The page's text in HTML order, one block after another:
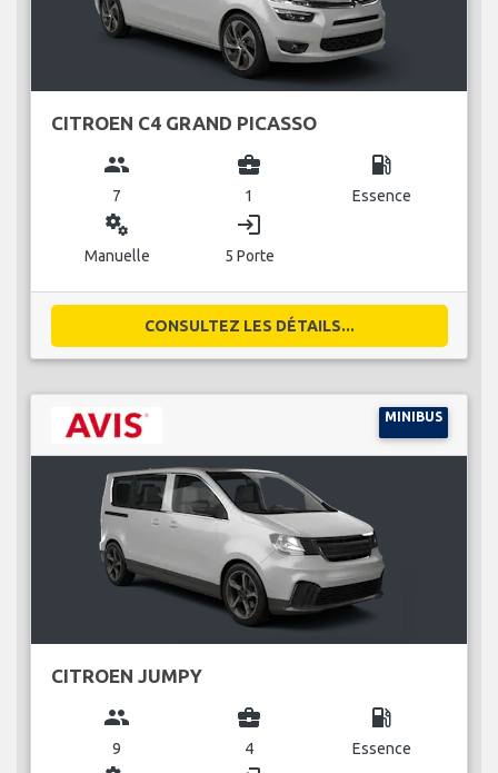
CITROEN C4 GRAND PICASSO
group
7
business_center
1
local_gas_station
Essence
miscellaneous_services
Manuelle
login
5 Porte
CONSULTEZ LES DÉTAILS...
MINIBUS
CITROEN JUMPY
group
9
business_center
4
local_gas_station
Essence